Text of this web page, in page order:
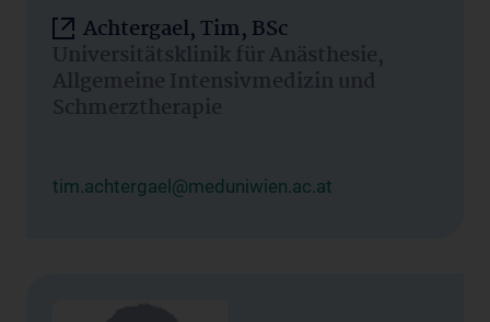
Achtergael, Tim, BSc
Universitätsklinik für Anästhesie,
Allgemeine Intensivmedizin und
Schmerztherapie
tim.achtergael@meduniwien.ac.at